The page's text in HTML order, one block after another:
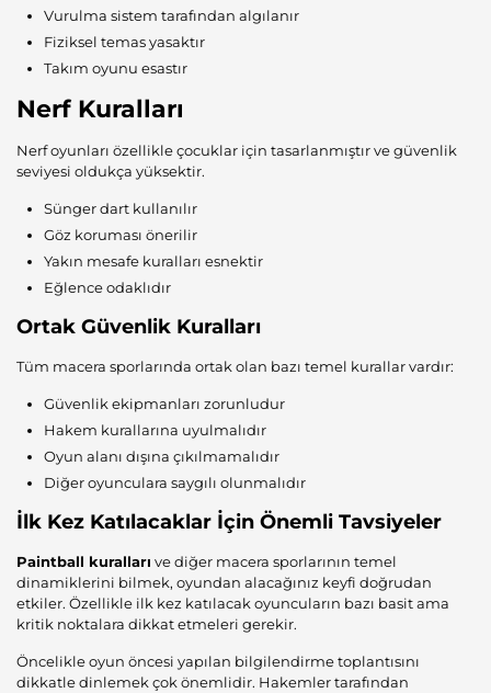
Vurulma sistem tarafından algılanır
Fiziksel temas yasaktır
Takım oyunu esastır
Nerf Kuralları
Nerf oyunları özellikle çocuklar için tasarlanmıştır ve güvenlik
seviyesi oldukça yüksektir.
Sünger dart kullanılır
Göz koruması önerilir
Yakın mesafe kuralları esnektir
Eğlence odaklıdır
Ortak Güvenlik Kuralları
Tüm macera sporlarında ortak olan bazı temel kurallar vardır:
Güvenlik ekipmanları zorunludur
Hakem kurallarına uyulmalıdır
Oyun alanı dışına çıkılmamalıdır
Diğer oyunculara saygılı olunmalıdır
İlk Kez Katılacaklar İçin Önemli Tavsiyeler
Paintball kuralları ve diğer macera sporlarının temel
dinamiklerini bilmek, oyundan alacağınız keyfi doğrudan
etkiler. Özellikle ilk kez katılacak oyuncuların bazı basit ama
kritik noktalara dikkat etmeleri gerekir.
Öncelikle oyun öncesi yapılan bilgilendirme toplantısını
dikkatle dinlemek çok önemlidir. Hakemler tarafından